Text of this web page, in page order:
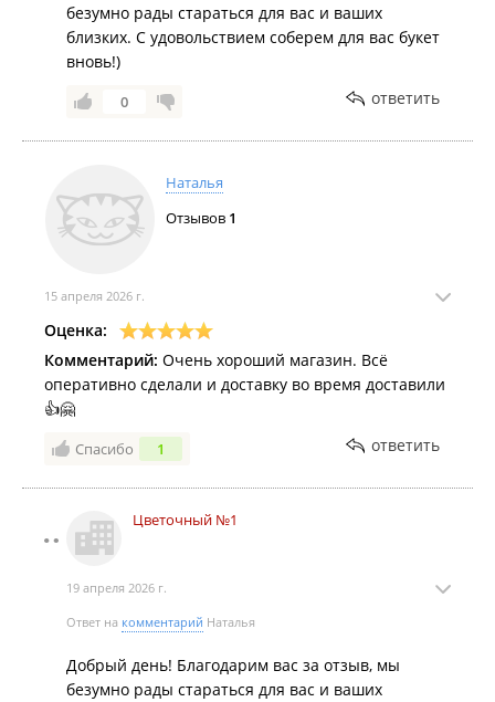
безумно рады стараться для вас и ваших
близких. С удовольствием соберем для вас букет
вновь!)
0 ответить
Наталья
Отзывов 1
15 апреля 2026 г.
Оценка:
Комментарий: Очень хороший магазин. Всё
оперативно сделали и доставку во время доставили
👍🤗
Спасибо 1 ответить
Цветочный №1
19 апреля 2026 г.
Ответ на комментарий Наталья
Добрый день! Благодарим вас за отзыв, мы
безумно рады стараться для вас и ваших